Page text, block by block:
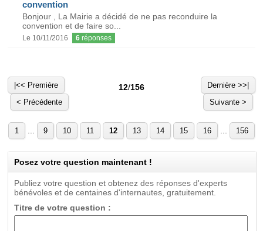
convention
Bonjour , La Mairie a décidé de ne pas reconduire la
convention et de faire so...
Le 10/11/2016 6 réponses
|<< Première
< Précédente
12/156
Dernière >>|
Suivante >
1 9 10 11 12 13 14 15 16 156
Posez votre question maintenant !
Publiez votre question et obtenez des réponses d'experts
bénévoles et de centaines d'internautes, gratuitement.
Titre de votre question :